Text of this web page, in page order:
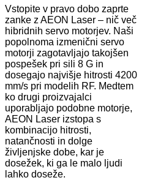
Vstopite v pravo dobo zaprte
zanke z AEON Laser – nič več
hibridnih servo motorjev. Naši
popolnoma izmenični servo
motorji zagotavljajo takojšen
pospešek pri sili 8 G in
dosegajo najvišje hitrosti 4200
mm/s pri modelih RF. Medtem
ko drugi proizvajalci
uporabljajo podobne motorje,
AEON Laser izstopa s
kombinacijo hitrosti,
natančnosti in dolge
življenjske dobe, kar je
dosežek, ki ga le malo ljudi
lahko doseže.